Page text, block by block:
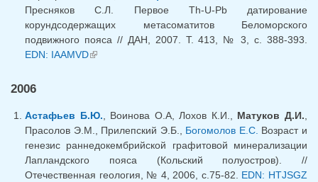
Пресняков С.Л. Первое Th-U-Pb датирование
корундсодержащих метасоматитов Беломорского
подвижного пояса // ДАН, 2007. Т. 413, № 3, с. 388-393.
EDN: IAAMVD(link is external)
2006
Астафьев Б.Ю. , Воинова О.А, Лохов К.И., Матуков Д.И.
Прасолов Э.М., Прилепский Э.Б., Богомолов Е.С. Возраст и
генезис раннедокембрийской графитовой минерализации
Лапландского пояса (Кольский полуостров). //
Отечественная геология, № 4, 2006, с.75-82. EDN: HTJSGZ